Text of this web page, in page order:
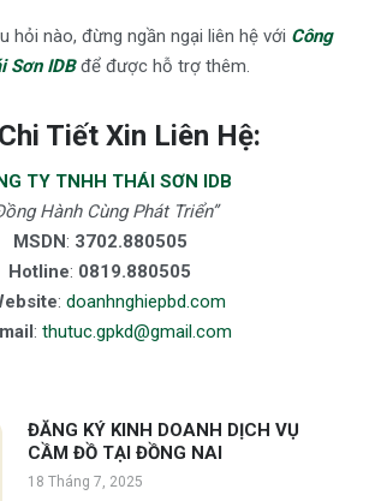
hỏi nào, đừng ngần ngại liên hệ với Công
Sơn IDBđể được hỗ trợ thêm.
Tiết Xin Liên Hệ:
TY TNHH THÁI SƠN IDB
Hành Cùng Phát Triển”
MSDN: 3702.880505
Hotline: 0819.880505
: doanhnghiepbd.com
: thutuc.gpkd@gmail.com
ĐĂNG KÝ KINH DOANH DỊCH VỤ
CẦM ĐỒ TẠI ĐỒNG NAI
18 Tháng 7, 2025